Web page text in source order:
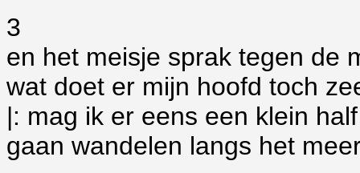
3
en het meisje sprak tegen de
wat doet er mijn hoofd toch
|: mag ik er eens een klein
gaan wandelen langs het